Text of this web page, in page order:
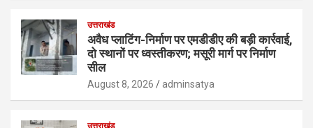
उत्तराखंड
अवैध प्लाटिंग-निर्माण पर एमडीडीए की बड़ी कार्रवाई,
दो स्थानों पर ध्वस्तीकरण; मसूरी मार्ग पर निर्माण
सील
August 8, 2026 adminsatya